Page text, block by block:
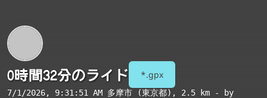
0時間32分のライド *.gpx
7/1/2026, 9:31:51 AM 多摩市 (東京都) , 2.5 km - by